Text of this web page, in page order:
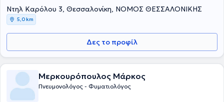
Ντηλ Καρόλου 3, Θεσσαλονίκη, ΝΟΜΟΣ ΘΕΣΣΑΛΟΝΙΚΗΣ
5,0 km
Δες το προφίλ
Μερκουρόπουλος Μάρκος
Πνευμονολόγος - Φυματιολόγος